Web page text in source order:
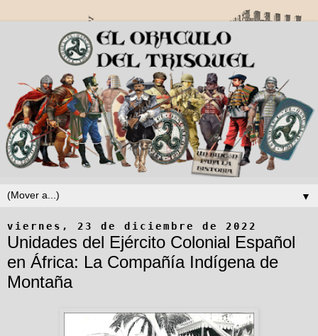
▼
viernes, 23 de diciembre de 2022
Unidades del Ejército Colonial Español
en África: La Compañía Indígena de
Montaña